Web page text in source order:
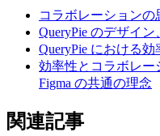
コラボレーション
QueryPie のデザイン
QueryPie における
効率性とコラボレー
Figma の共通の理念
関連記事